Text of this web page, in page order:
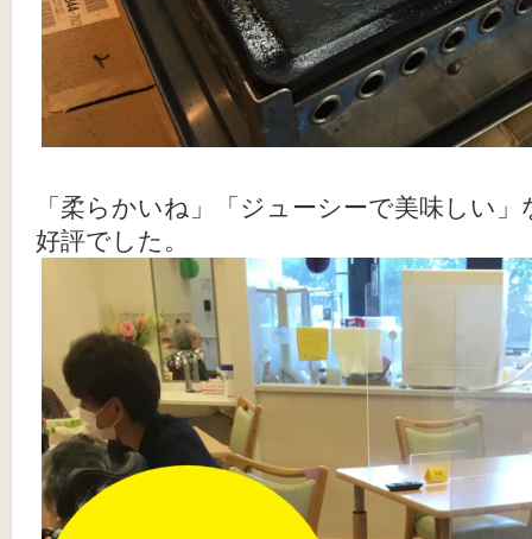
「柔らかいね」「ジューシーで美味しい
好評でした。